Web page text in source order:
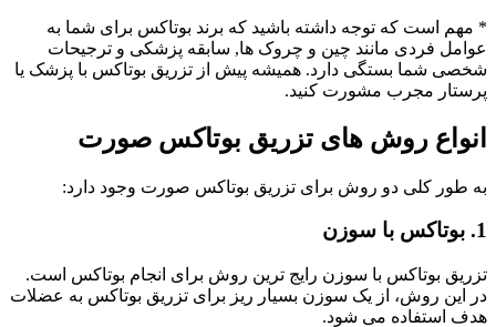
* مهم است که توجه داشته باشید که برند بوتاکس برای شما به
عوامل فردی مانند چین و چروک ها, سابقه پزشکی و ترجیحات
شخصی شما بستگی دارد. همیشه پیش از تزریق بوتاکس با پزشک یا
پرستار مجرب مشورت کنید.
انواع روش های تزریق بوتاکس صورت
به طور کلی دو روش برای تزریق بوتاکس صورت وجود دارد:
1. بوتاکس با سوزن
تزریق بوتاکس با سوزن رایج ترین روش برای انجام بوتاکس است.
در این روش، از یک سوزن بسیار ریز برای تزریق بوتاکس به عضلات
هدف استفاده می شود.